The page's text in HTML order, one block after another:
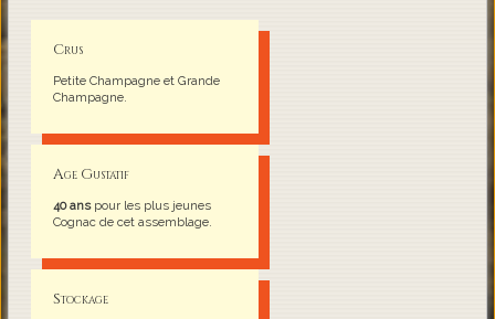
Crus
Petite Champagne et Grande
Champagne.
Age Gustatif
40 ans pour les plus jeunes
Cognac de cet assemblage.
Stockage